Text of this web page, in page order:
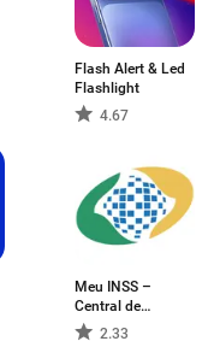
Flash Alert & Led
Flashlight
4.67
Meu INSS –
Central de
Serviços
2.33